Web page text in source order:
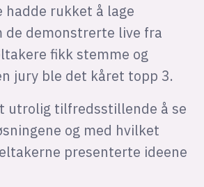
hadde rukket å lage
de demonstrerte live fra
fikk stemme og
jury ble det kåret topp 3.
utrolig tilfredsstillende å se
og med hvilket
presenterte ideene